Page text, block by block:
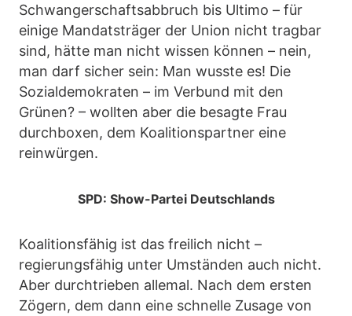
Schwangerschaftsabbruch bis Ultimo – für
einige Mandatsträger der Union nicht tragbar
sind, hätte man nicht wissen können – nein,
man darf sicher sein: Man wusste es! Die
Sozialdemokraten – im Verbund mit den
Grünen? – wollten aber die besagte Frau
durchboxen, dem Koalitionspartner eine
reinwürgen.
SPD: Show-Partei Deutschlands
Koalitionsfähig ist das freilich nicht –
regierungsfähig unter Umständen auch nicht.
Aber durchtrieben allemal. Nach dem ersten
Zögern, dem dann eine schnelle Zusage von